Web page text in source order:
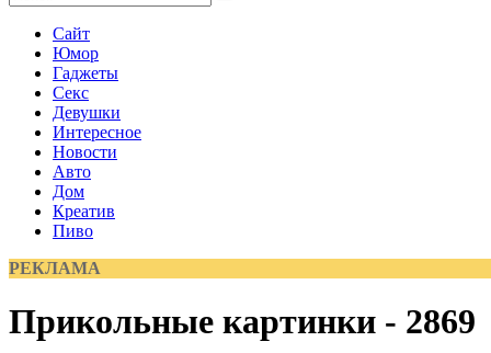
Сайт
Юмор
Гаджеты
Секс
Девушки
Интересное
Новости
Авто
Дом
Креатив
Пиво
РЕКЛАМА
Прикольные картинки - 2869